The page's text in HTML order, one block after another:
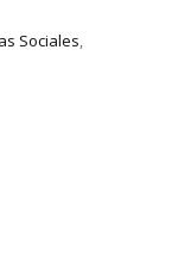
Sociales,